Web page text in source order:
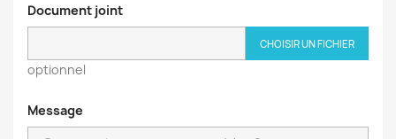
Document joint
CHOISIR UN FICHIER
optionnel
Message